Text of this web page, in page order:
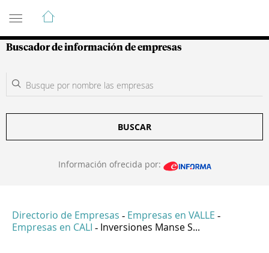
Guía de Empresas Colombianas
Buscador de información de empresas
BUSCAR
Información ofrecida por:
Directorio de Empresas - Empresas en VALLE -
Empresas en CALI - Inversiones Manse S...